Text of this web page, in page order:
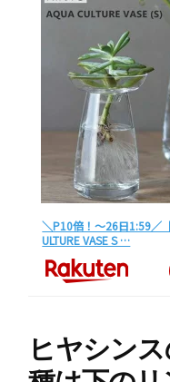
＼P10倍！～26日1:59／
ULTURE VASE S …
ヒヤシン